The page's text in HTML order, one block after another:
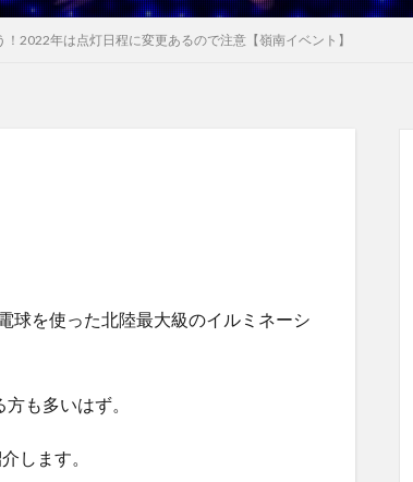
2022年は点灯日程に変更あるので注意【嶺南イベント】
球を使った北陸最大級のイルミネーシ
も多いはず。
します。